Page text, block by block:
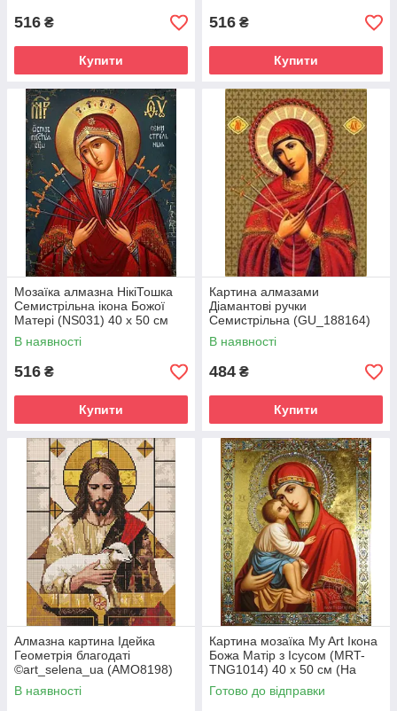
516 ₴
Купити
516 ₴
Купити
Мозаїка алмазна НікіТошка
Семистрільна ікона Божої
Матері (NS031) 40 х 50 см
(На підрамнику)
В наявності
516 ₴
Купити
Картина алмазами
Діамантові ручки
Семистрільна (GU_188164)
40 х 50 см (На підрамнику)
В наявності
484 ₴
Купити
Алмазна картина Ідейка
Геометрія благодаті
©art_selena_ua (AMO8198)
40 х 50 см (На підрамнику)
В наявності
Картина мозаїка My Art Ікона
Божа Матір з Ісусом (MRT-
TNG1014) 40 х 50 см (На
підрамнику)
Готово до відправки